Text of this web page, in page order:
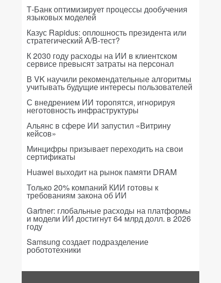
Т-Банк оптимизирует процессы дообучения
языковых моделей
Казус Rapidus: оплошность президента или
стратегический A/B-тест?
К 2030 году расходы на ИИ в клиентском
сервисе превысят затраты на персонал
В VK научили рекомендательные алгоритмы
учитывать будущие интересы пользователей
С внедрением ИИ торопятся, игнорируя
неготовность инфраструктуры
Альянс в сфере ИИ запустил «Витрину
кейсов»
Минцифры призывает переходить на свои
сертификаты
Huawei выходит на рынок памяти DRAM
Только 20% компаний КИИ готовы к
требованиям закона об ИИ
Gartner: глобальные расходы на платформы
и модели ИИ достигнут 64 млрд долл. в 2026
году
Samsung создает подразделение
робототехники